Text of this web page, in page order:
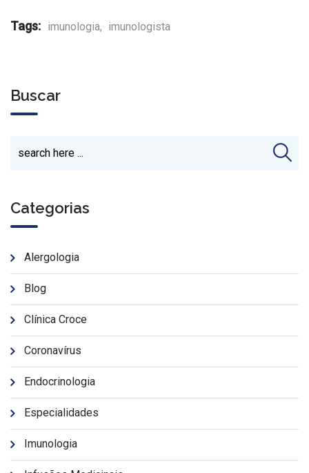
Tags: imunologia, imunologista
Buscar
Categorias
Alergologia
Blog
Clínica Croce
Coronavírus
Endocrinologia
Especialidades
Imunologia